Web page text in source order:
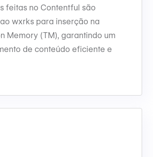
feitas no Contentful são
wxrks para inserção na
Memory (TM), garantindo um
de conteúdo eficiente e